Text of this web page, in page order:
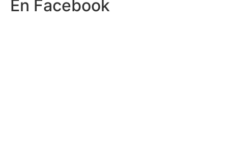
En Facebook